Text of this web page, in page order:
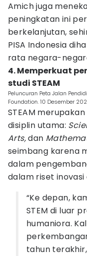
Amich juga
peningkatan ini
berkelanjutan,
PISA Indonesia
rata negara-
4. Memperkuat
studi STEAM
Peluncuran Peta Jalan
Foundation. 10 Desember
STEAM
disiplin utama:
Arts,dan
seimbang karena
dalam
dalam riset inovasi
“Ke depan,
STEM di luar
humaniora.
tahun